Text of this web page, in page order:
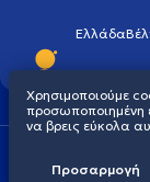
Ελλάδα
Χρησιμοποιούμε
προσωποποιημένη
να βρεις εύκολα
Προσαρμογή